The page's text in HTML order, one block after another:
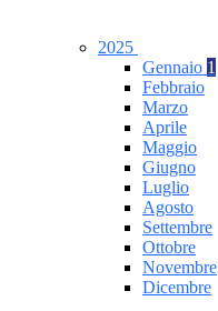
2025
Gennaio 1
Febbraio
Marzo
Aprile
Maggio
Giugno
Luglio
Agosto
Settembre
Ottobre
Novembre
Dicembre